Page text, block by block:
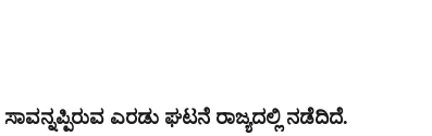
ಎರಡು ಘಟನೆ ರಾಜ್ಯದಲ್ಲಿ ನಡೆದಿದೆ.